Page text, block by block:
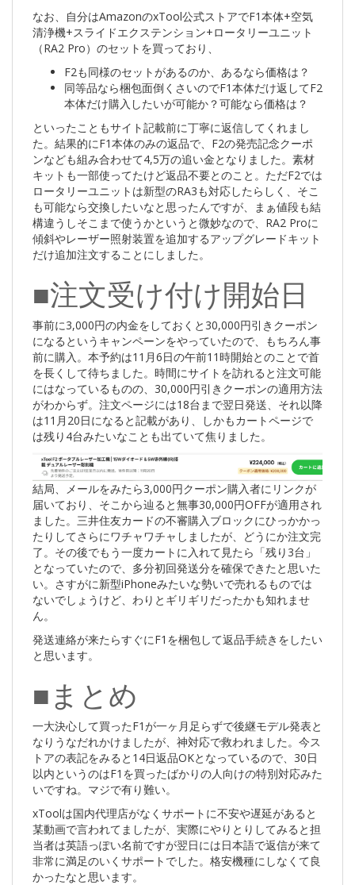
なお、自分はAmazonのxTool公式ストアでF1本体+空気
清浄機+スライドエクステンション+ロータリーユニット
（RA2 Pro）のセットを買っており、
F2も同様のセットがあるのか、あるなら価格は？
同等品なら梱包面倒くさいのでF1本体だけ返してF2
本体だけ購入したいが可能か？可能なら価格は？
といったこともサイト記載前に丁寧に返信してくれまし
た。結果的にF1本体のみの返品で、F2の発売記念クーポ
ンなども組み合わせて4,5万の追い金となりました。素材
キットも一部使ってたけど返品不要とのこと。ただF2では
ロータリーユニットは新型のRA3も対応したらしく、そこ
も可能なら交換したいなと思ったんですが、まぁ値段も結
構違うしそこまで使うかというと微妙なので、RA2 Proに
傾斜やレーザー照射装置を追加するアップグレードキット
だけ追加注文することにしました。
■注文受け付け開始日
事前に3,000円の内金をしておくと30,000円引きクーポン
になるというキャンペーンをやっていたので、もちろん事
前に購入。本予約は11月6日の午前11時開始とのことで首
を長くして待ちました。時間にサイトを訪れると注文可能
にはなっているものの、30,000円引きクーポンの適用方法
がわからず。注文ページには18台まで翌日発送、それ以降
は11月20日になると記載があり、しかもカートページで
は残り4台みたいなことも出ていて焦りました。
結局、メールをみたら3,000円クーポン購入者にリンクが
届いており、そこから辿ると無事30,000円OFFが適用され
ました。三井住友カードの不審購入ブロックにひっかかっ
たりしてさらにワチャワチャしましたが、どうにか注文完
了。その後でもう一度カートに入れて見たら「残り3台」
となっていたので、多分初回発送分を確保できたと思いた
い。さすがに新型iPhoneみたいな勢いで売れるものでは
ないでしょうけど、わりとギリギリだったかも知れませ
ん。
発送連絡が来たらすぐにF1を梱包して返品手続きをしたい
と思います。
■まとめ
一大決心して買ったF1が一ヶ月足らずで後継モデル発表と
なりうなだれかけましたが、神対応で救われました。今ス
トアの表記をみると14日返品OKとなっているので、30日
以内というのはF1を買ったばかりの人向けの特別対応みた
いですね。マジで有り難い。
xToolは国内代理店がなくサポートに不安や遅延があると
某動画で言われてましたが、実際にやりとりしてみると担
当者は英語っぽい名前ですが翌日には日本語で返信が来て
非常に満足のいくサポートでした。格安機種にしなくて良
かったなと思います。